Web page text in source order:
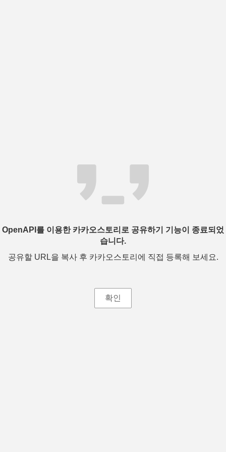
OpenAPI를 이용한 카카오스토리로 공유하기 기능이 종료되었
습니다.
공유할 URL을 복사 후 카카오스토리에 직접 등록해 보세요.
확인